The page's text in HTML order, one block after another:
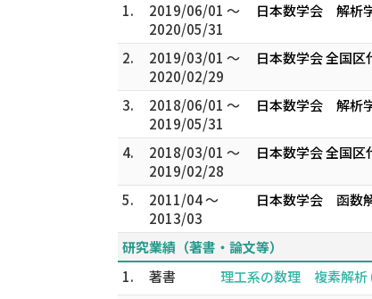
1.
2019/06/01 ～
2020/05/31
日本数学会 解析
2.
2019/03/01 ～
2020/02/29
日本数学会 全国
3.
2018/06/01 ～
2019/05/31
日本数学会 解析
4.
2018/03/01 ～
2019/02/28
日本数学会 全国
5.
2011/04 ～
2013/03
日本数学会 函数
研究業績（著書・論文等）
1.
著書
理工系の数理 複素解析